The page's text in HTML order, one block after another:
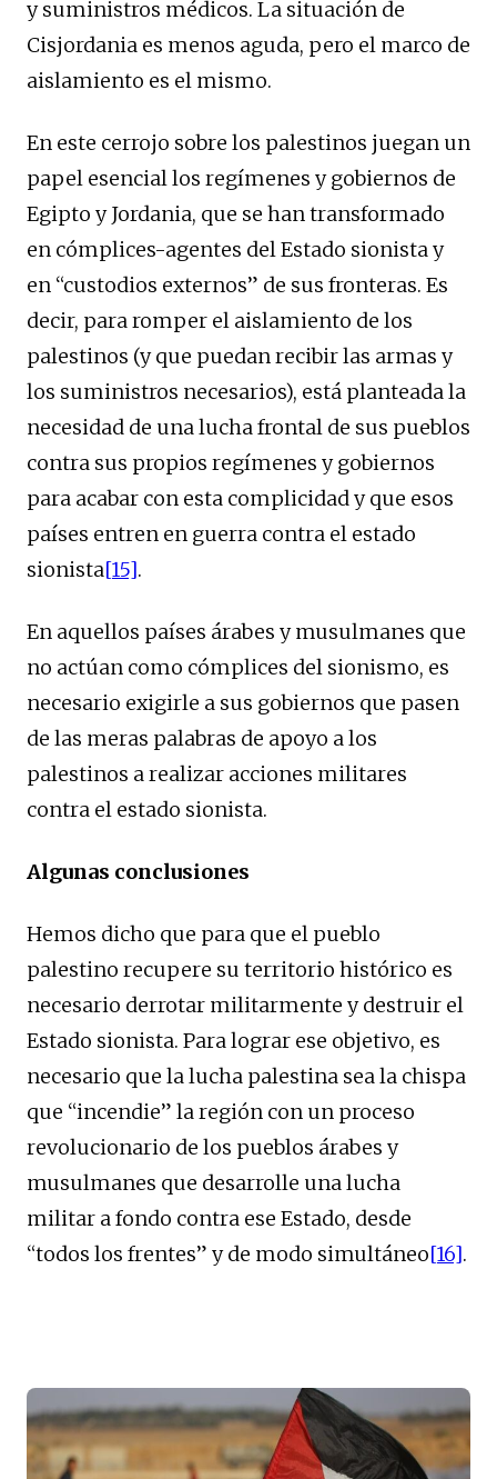
y suministros médicos. La situación de
Cisjordania es menos aguda, pero el marco de
aislamiento es el mismo.
En este cerrojo sobre los palestinos juegan un
papel esencial los regímenes y gobiernos de
Egipto y Jordania, que se han transformado
en cómplices-agentes del Estado sionista y
en “custodios externos” de sus fronteras. Es
decir, para romper el aislamiento de los
palestinos (y que puedan recibir las armas y
los suministros necesarios), está planteada la
necesidad de una lucha frontal de sus pueblos
contra sus propios regímenes y gobiernos
para acabar con esta complicidad y que esos
países entren en guerra contra el estado
sionista[15].
En aquellos países árabes y musulmanes que
no actúan como cómplices del sionismo, es
necesario exigirle a sus gobiernos que pasen
de las meras palabras de apoyo a los
palestinos a realizar acciones militares
contra el estado sionista.
Algunas conclusiones
Hemos dicho que para que el pueblo
palestino recupere su territorio histórico es
necesario derrotar militarmente y destruir el
Estado sionista. Para lograr ese objetivo, es
necesario que la lucha palestina sea la chispa
que “incendie” la región con un proceso
revolucionario de los pueblos árabes y
musulmanes que desarrolle una lucha
militar a fondo contra ese Estado, desde
“todos los frentes” y de modo simultáneo[16].